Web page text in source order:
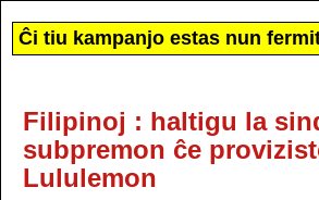
Ĉi tiu kampanjo estas nun
Filipinoj : haltigu la
subpremon ĉe
Lululemon